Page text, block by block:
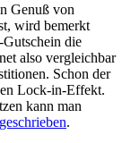
Genuß von
wird bemerkt
die
also vergleichbar
Schon der
Lock-in-Effekt.
kann man
.